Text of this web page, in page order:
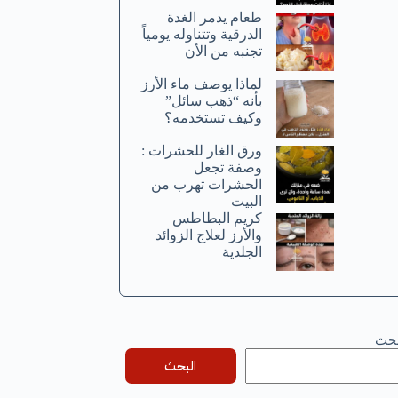
طعام يدمر الغدة
الدرقية وتتناوله يومياً
تجنبه من الأن
لماذا يوصف ماء الأرز
بأنه “ذهب سائل”
وكيف تستخدمه؟
ورق الغار للحشرات :
وصفة تجعل
الحشرات تهرب من
البيت
كريم البطاطس
والأرز لعلاج الزوائد
الجلدية
البحث